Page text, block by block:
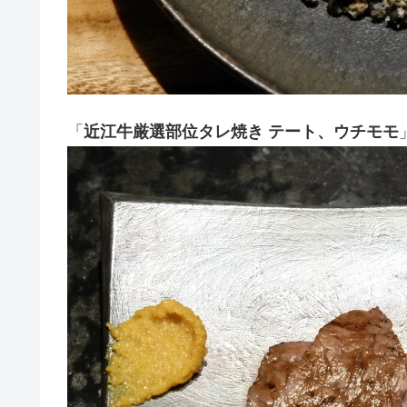
「 近江牛厳選部位タレ焼き テート、ウチモモ